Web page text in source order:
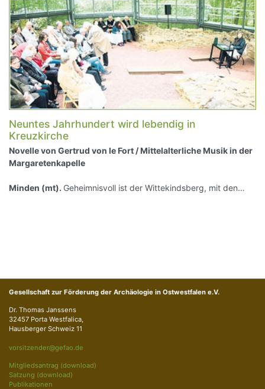
Neuntes Jahrhundert wird lebendig in
Kreuzkirche
Novelle von Gertrud von le Fort / Mittelalterliche Musik in der
Margaretenkapelle
Minden (mt). Geheimnisvoll ist der Wittekindsberg, mit den…
Gesellschaft zur Förderung der Archäologie in Ostwestfalen e.V.
Dr. Thomas Janssens
32457 Porta Westfalica,
Hausberger Schweiz 11
vorsitzender@gefao.de
Mitgliedsantrag (download)
Satzung (download)
Publikationen